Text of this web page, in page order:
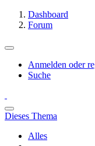
Dashboard
Forum
Anmelden oder
Suche
Dieses Thema
Alles